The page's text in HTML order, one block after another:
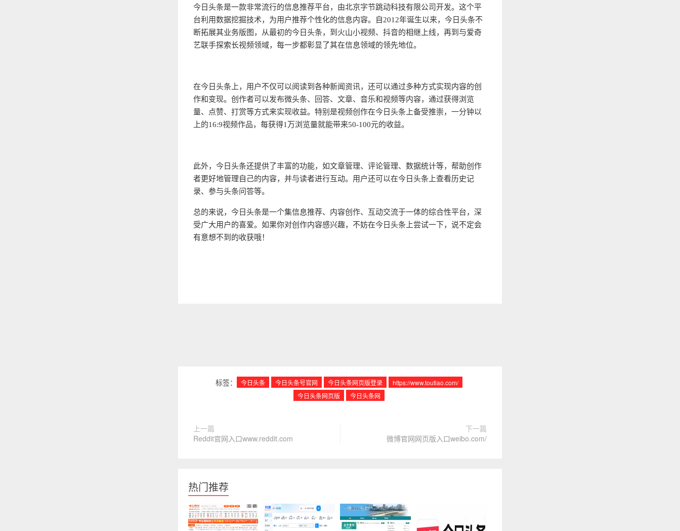
今日头条是一款非常流行的信息推荐平台，由北京字节跳动科技有限公司开发。这个平
台利用数据挖掘技术，为用户推荐个性化的信息内容。自2012年诞生以来，今日头条不
断拓展其业务版图，从最初的今日头条，到火山小视频、抖音的相继上线，再到与爱奇
艺联手探索长视频领域，每一步都彰显了其在信息领域的领先地位。
在今日头条上，用户不仅可以阅读到各种新闻资讯，还可以通过多种方式实现内容的创
作和变现。创作者可以发布微头条、回答、文章、音乐和视频等内容，通过获得浏览
量、点赞、打赏等方式来实现收益。特别是视频创作在今日头条上备受推崇，一分钟以
上的16:9视频作品，每获得1万浏览量就能带来50-100元的收益。
此外，今日头条还提供了丰富的功能，如文章管理、评论管理、数据统计等，帮助创作
者更好地管理自己的内容，并与读者进行互动。用户还可以在今日头条上查看历史记
录、参与头条问答等。
总的来说，今日头条是一个集信息推荐、内容创作、互动交流于一体的综合性平台，深
受广大用户的喜爱。如果你对创作内容感兴趣，不妨在今日头条上尝试一下，说不定会
有意想不到的收获哦！
标签： 今日头条 今日头条号官网 今日头条网页版登录
https://www.toutiao.com/
今日头条网页版
今日头条网
上一篇
Reddit官网入口www.reddit.com
下一篇
微博官网网页版入口weibo.com/
热门推荐